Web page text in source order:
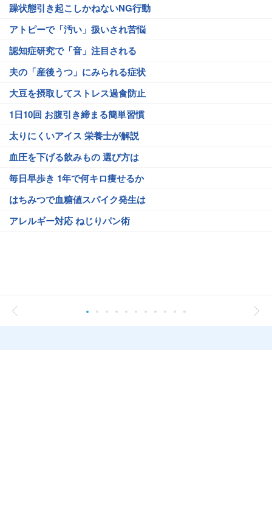
躁状態引き起こしかねないNG行動
アトピーで「汚い」扱いされ苦悩
認知症研究で「音」注目される
夫の「産後うつ」にみられる症状
大豆を摂取してストレス過食防止
1日10回 お腹引き締まる簡単習慣
太りにくいアイス 栄養士が解説
血圧を下げる飲みもの 選び方は
毎日早歩き 1年で何キロ痩せるか
はちみつで血糖値スパイク発生は
アレルギー対応 ねじりパン術